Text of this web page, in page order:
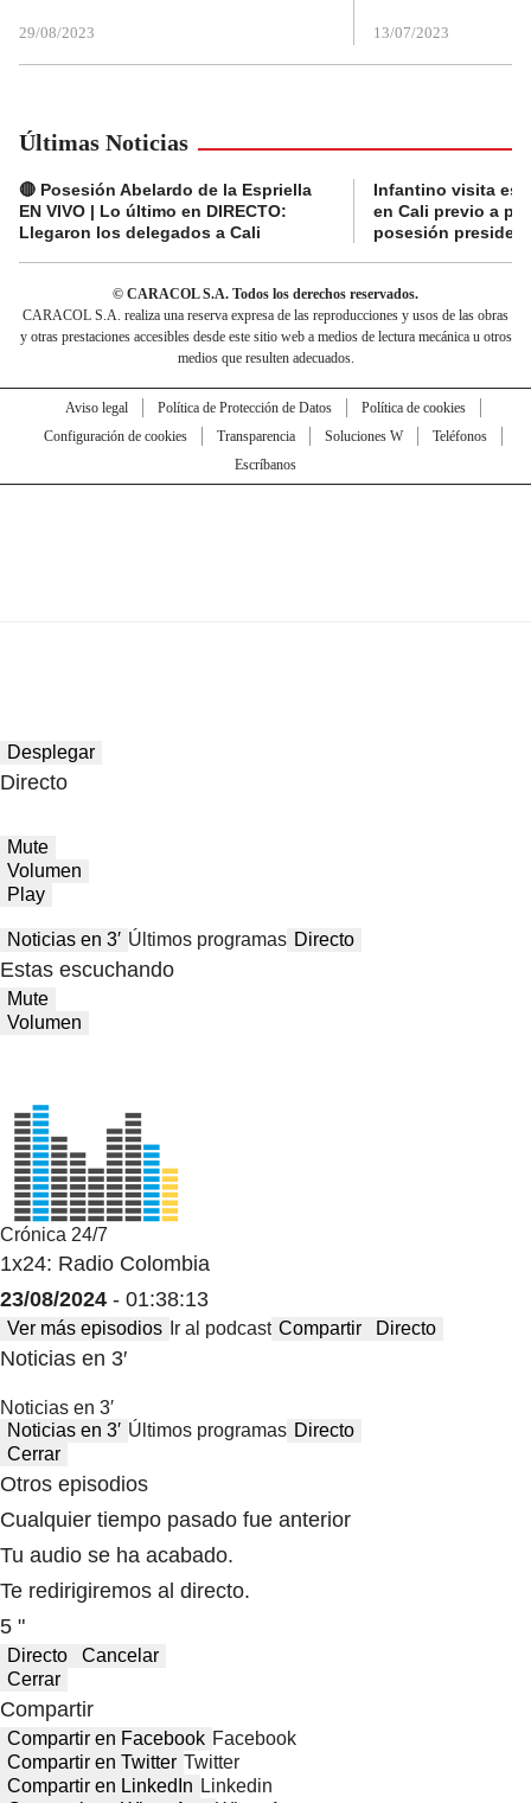
29/08/2023 13/07/2023
Últimas Noticias
🔴 Posesión Abelardo de la Espriella
EN VIVO | Lo último en DIRECTO:
Llegaron los delegados a Cali
Infantino visita
en Cali previo a
posesión
© CARACOL S.A. Todos los derechos reservados.
CARACOL S.A. realiza una reserva expresa de las reproducciones y usos de las obras
y otras prestaciones accesibles desde este sitio web a medios de lectura mecánica u otros
medios que resulten adecuados.
Aviso legal Política de Protección de Datos
Política de cookies
Configuración de cookies
Transparencia Soluciones W
Teléfonos
Escríbanos
Desplegar
Directo
Mute
Volumen
Play
Noticias en 3′ Últimos programas Directo
Estas escuchando
Mute
Volumen
Crónica 24/7
1x24: Radio Colombia
23/08/2024 - 01:38:13
Ver más episodios Ir al podcast Compartir Directo
Noticias en 3′
Noticias en 3′
Noticias en 3′ Últimos programas Directo
Cerrar
Otros episodios
Cualquier tiempo pasado fue anterior
Tu audio se ha acabado.
Te redirigiremos al directo.
5 "
Directo
Cancelar
Cerrar
Compartir
Compartir en Facebook Facebook
Compartir en Twitter Twitter
Compartir en LinkedIn Linkedin